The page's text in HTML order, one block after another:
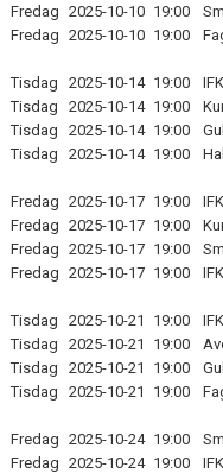
BLI HOCKEYDOMARE
A-LAGETS MATCHER 25/26
SVENSK HOCKEYTV
KLUBBPROFIL
SUPPORTERKLUBBEN
ENKRONASMATCH 2026
Fredag 2025-10-10 19:00
Fredag 2025-10-10 19:00
Tisdag 2025-10-14 19:00
Tisdag
2025-10-14 19:00
Tisdag
2025-10-14 19:00
Tisdag
2025-10-14 19:00
Fredag 2025-10-17 19:00
Fredag 2025-10-17 19:00
Fredag 2025-10-17 19:00
Fredag 2025-10-17 19:00
Tisdag 2025-10-21 19:00
Tisdag
2025-10-21 19:00
Tisdag
2025-10-21 19:00
Tisdag
2025-10-21 19:00
Fredag 2025-10-24 19:00
Fredag 2025-10-24 19:00